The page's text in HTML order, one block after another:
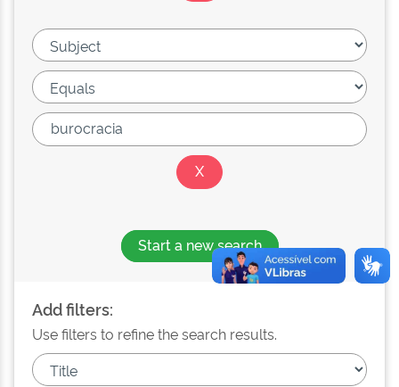
Start a new search
Add filters:
Use filters to refine the search results.